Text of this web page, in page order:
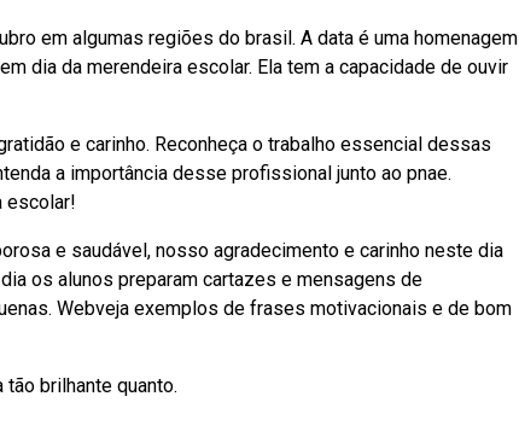
em algumas regiões do brasil. A data é uma homenagem
dia da merendeira escolar. Ela tem a capacidade de ouvir
e carinho. Reconheça o trabalho essencial dessas
a importância desse profissional junto ao pnae.
escolar!
e saudável, nosso agradecimento e carinho neste dia
os alunos preparam cartazes e mensagens de
Webveja exemplos de frases motivacionais e de bom
brilhante quanto.